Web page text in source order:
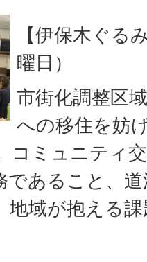
【伊保木ぐる
曜日）
市街化調整区
への移住を妨
コミュニティ
であること、
地域が抱える